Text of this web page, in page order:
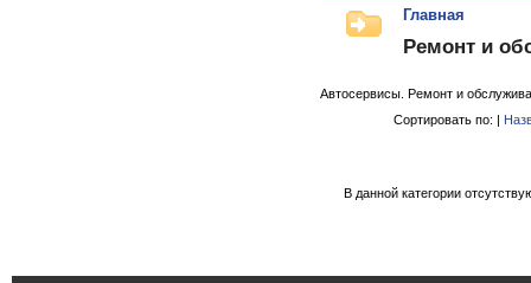
Главная
Ремонт и
Автосервисы. Ремонт и
Сортировать по: |
В данной категории